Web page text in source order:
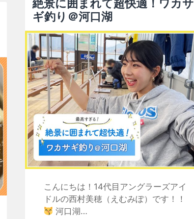
絶景に囲まれて超快適！ワカサ
ギ釣り＠河口湖
こんにちは！14代目アングラーズアイ
ドルの西村美穂（えむみぽ）です！！
河口湖…